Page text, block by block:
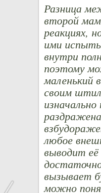
Разница
второй
реакциях,
ими
внутри
поэтому
маленький
своим
любое
выводит её
вызывает
можно